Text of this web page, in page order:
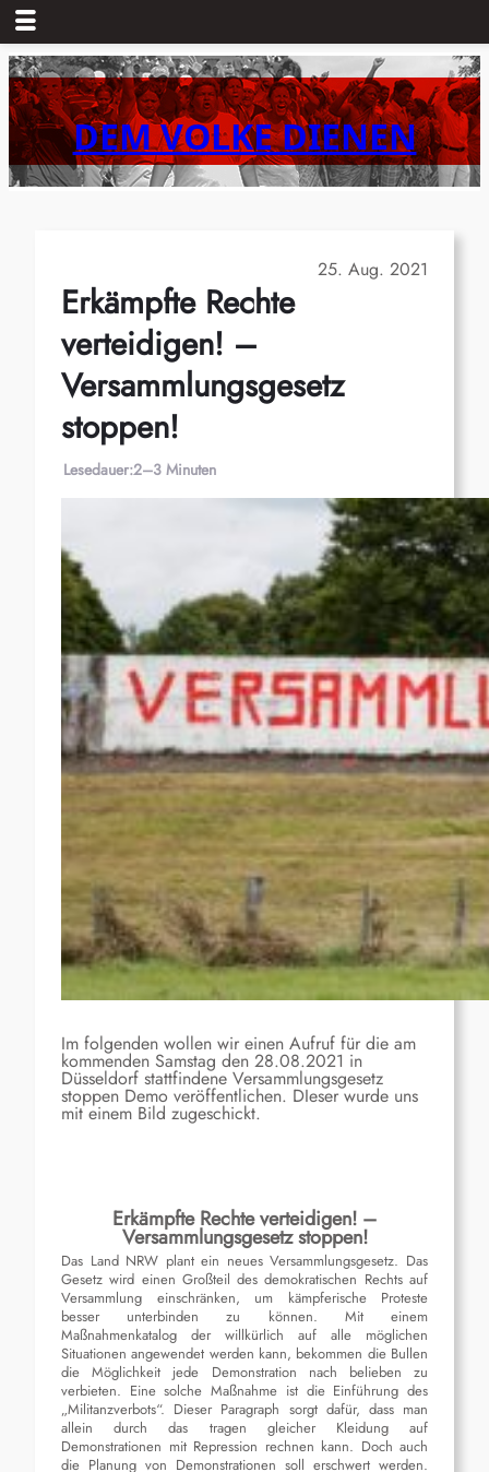
Zum
Inhalt
springenDEM VOLKE DIENEN
25. Aug. 2021
Erkämpfte Rechte
verteidigen! –
Versammlungsgesetz
stoppen!
Lesedauer:2–3 Minuten
Im folgenden wollen wir einen Aufruf für die am
kommenden Samstag den 28.08.2021 in
Düsseldorf stattfindene Versammlungsgesetz
stoppen Demo veröffentlichen. DIeser wurde uns
mit einem Bild zugeschickt.
Erkämpfte Rechte verteidigen! –
Versammlungsgesetz stoppen!
Das Land NRW plant ein neues Versammlungsgesetz. Das
Gesetz wird einen Großteil des demokratischen Rechtsauf
Versammlung einschränken, um kämpferische Proteste
besserunterbinden zu können. Mit einem
Maßnahmenkatalog der willkürlich auf alle möglichen
Situationen angewendet werden kann, bekommen die Bullen
die Möglichkeit jede Demonstration nach belieben zu
verbieten. Eine solche Maßnahme ist die Einführung des
„Militanzverbots“. Dieser Paragraph sorgt dafür, dassman
allein durch das tragen gleicher Kleidung auf
Demonstrationen mit Repression rechnen kann. Doch auch
die Planung von Demonstrationen soll erschwert werden.